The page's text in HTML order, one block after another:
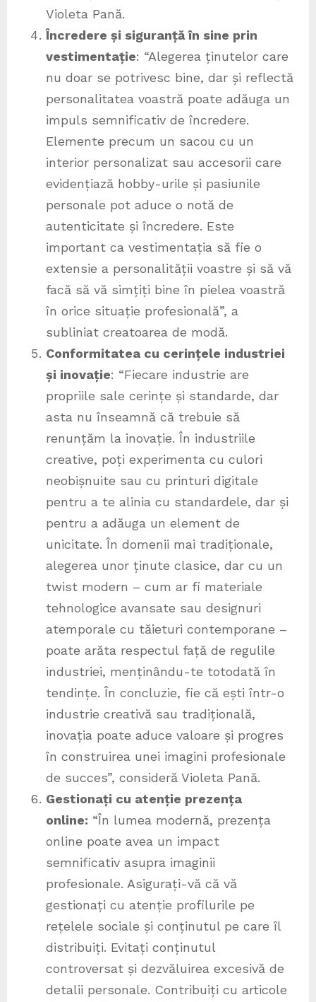
Violeta Pană.
Încredere și siguranță în sine prin
vestimentație: “Alegerea ținutelor care
nu doar se potrivesc bine, dar și reflectă
personalitatea voastră poate adăuga un
impuls semnificativ de încredere.
Elemente precum un sacou cu un
interior personalizat sau accesorii care
evidențiază hobby-urile și pasiunile
personale pot aduce o notă de
autenticitate și încredere. Este
important ca vestimentația să fie o
extensie a personalității voastre și să vă
facă să vă simțiți bine în pielea voastră
în orice situație profesională”, a
subliniat creatoarea de modă.
Conformitatea cu cerințele industriei
și inovație: “Fiecare industrie are
propriile sale cerințe și standarde, dar
asta nu înseamnă că trebuie să
renunțăm la inovație. În industriile
creative, poți experimenta cu culori
neobișnuite sau cu printuri digitale
pentru a te alinia cu standardele, dar și
pentru a adăuga un element de
unicitate. În domenii mai tradiționale,
alegerea unor ținute clasice, dar cu un
twist modern – cum ar fi materiale
tehnologice avansate sau designuri
atemporale cu tăieturi contemporane –
poate arăta respectul față de regulile
industriei, menținându-te totodată în
tendințe. În concluzie, fie că ești într-o
industrie creativă sau tradițională,
inovația poate aduce valoare și progres
în construirea unei imagini profesionale
de succes”, consideră Violeta Pană.
Gestionați cu atenție prezența
online: “În lumea modernă, prezența
online poate avea un impact
semnificativ asupra imaginii
profesionale. Asigurați-vă că vă
gestionați cu atenție profilurile pe
rețelele sociale și conținutul pe care îl
distribuiți. Evitați conținutul
controversat și dezvăluirea excesivă de
detalii personale. Contribuiți cu articole